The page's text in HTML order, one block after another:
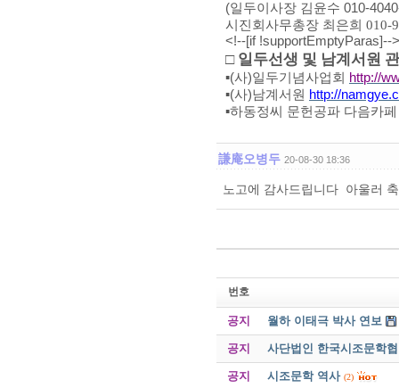
(일두이사장 김윤수 010-
시진회사무총장 최은희 010-
<!--[if !supportEmptyParas]--
□ 일두선생 및 남계서원
▪(사)일두기념사업회
http://
▪(사)남계서원 http://
▪하동정씨 문헌공파 다음카
謙庵오병두 20-08-30 18:36
노고에 감사드립니다 아울러
번호
공지 월하 이태극 박사 연보
공지 사단법인 한국시조문학
공지 시조문학 역사 (2)